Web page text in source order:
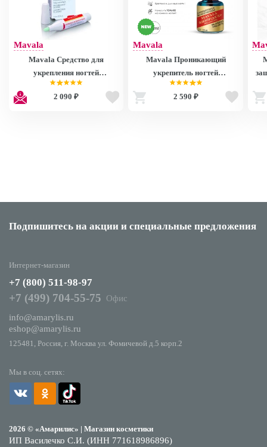
Mavala
Mavala Средство для
укрепления ногтей
Сайнтифик-карандаш.
Scientifique 4.5 ml 9099900/14
2 090 ₽
Mavala
Mavala Проникающий
укрепитель ногтей
Сайнтифик К+ Scientifique К+
5 ml 9099514
2 590 ₽
Подпишитесь на акции и специальные предложения
Мы в соц. сетях:
2026 © «Амарилис» | Магазин косметики
ИП Василечко С.И. (ИНН 771618986896)
Интернет-магазин
+7 (800) 511-98-97
+7 (499) 704-55-75
Офис
info@amarylis.ru
eshop@amarylis.ru
125481, Россия, г. Москва ул. Фомичевой д.5 корп.2